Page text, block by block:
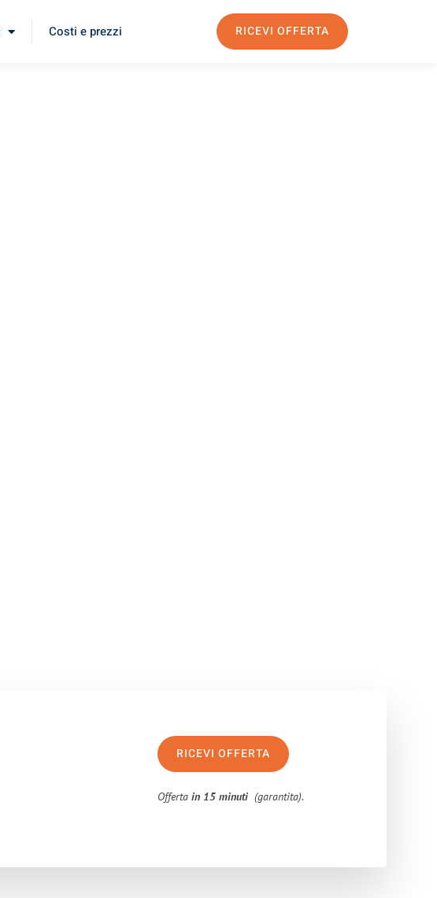
Costi e prezzi RICEVI OFFERTA
RICEVI OFFERTA
Offertain 15 minuti (garantita).